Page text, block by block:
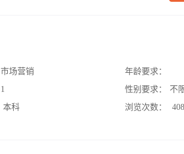
市场营销
1
本科
年龄要求：
性别要求：
不
浏览次数：
408